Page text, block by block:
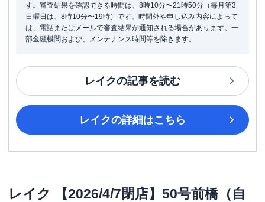
す。審査結果を確認できる時間は、8時10分〜21時50分（毎月第3
日曜日は、8時10分〜19時）です。時間外や申し込み内容によって
は、電話またはメールで審査結果が通知される場合があります。一
部金融機関および、メンテナンス時間等を除きます。
レイクの記事を読む
レイクの詳細はこちら
レイク
【2026/4/7閉店】50号前橋（自